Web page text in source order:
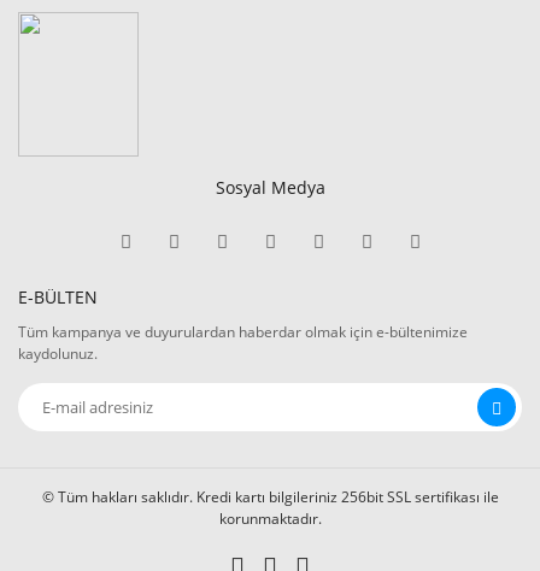
Sosyal Medya
E-BÜLTEN
Tüm kampanya ve duyurulardan haberdar olmak için e-bültenimize
kaydolunuz.
© Tüm hakları saklıdır. Kredi kartı bilgileriniz 256bit SSL sertifikası ile
korunmaktadır.